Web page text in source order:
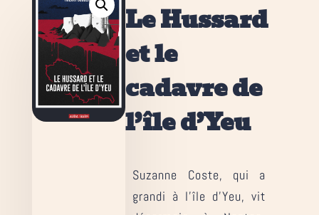
Le Hussard
et le
cadavre de
l’île d’Yeu
Suzanne Coste, qui a
grandi à l’île d’Yeu, vit